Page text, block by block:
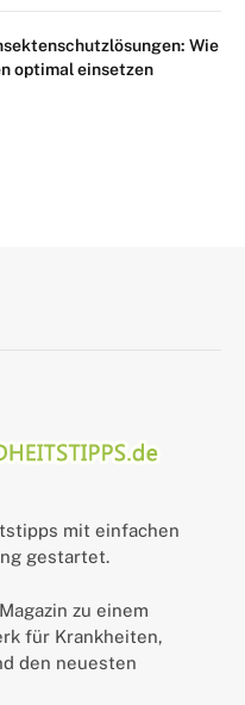
Wie
optimal einsetzen
mit einfachen
gestartet.
zu einem
für Krankheiten,
den neuesten